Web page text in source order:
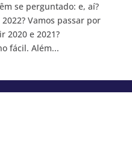
se perguntado: e, aí?
Vamos passar por
2020 e 2021?
fácil. Além...